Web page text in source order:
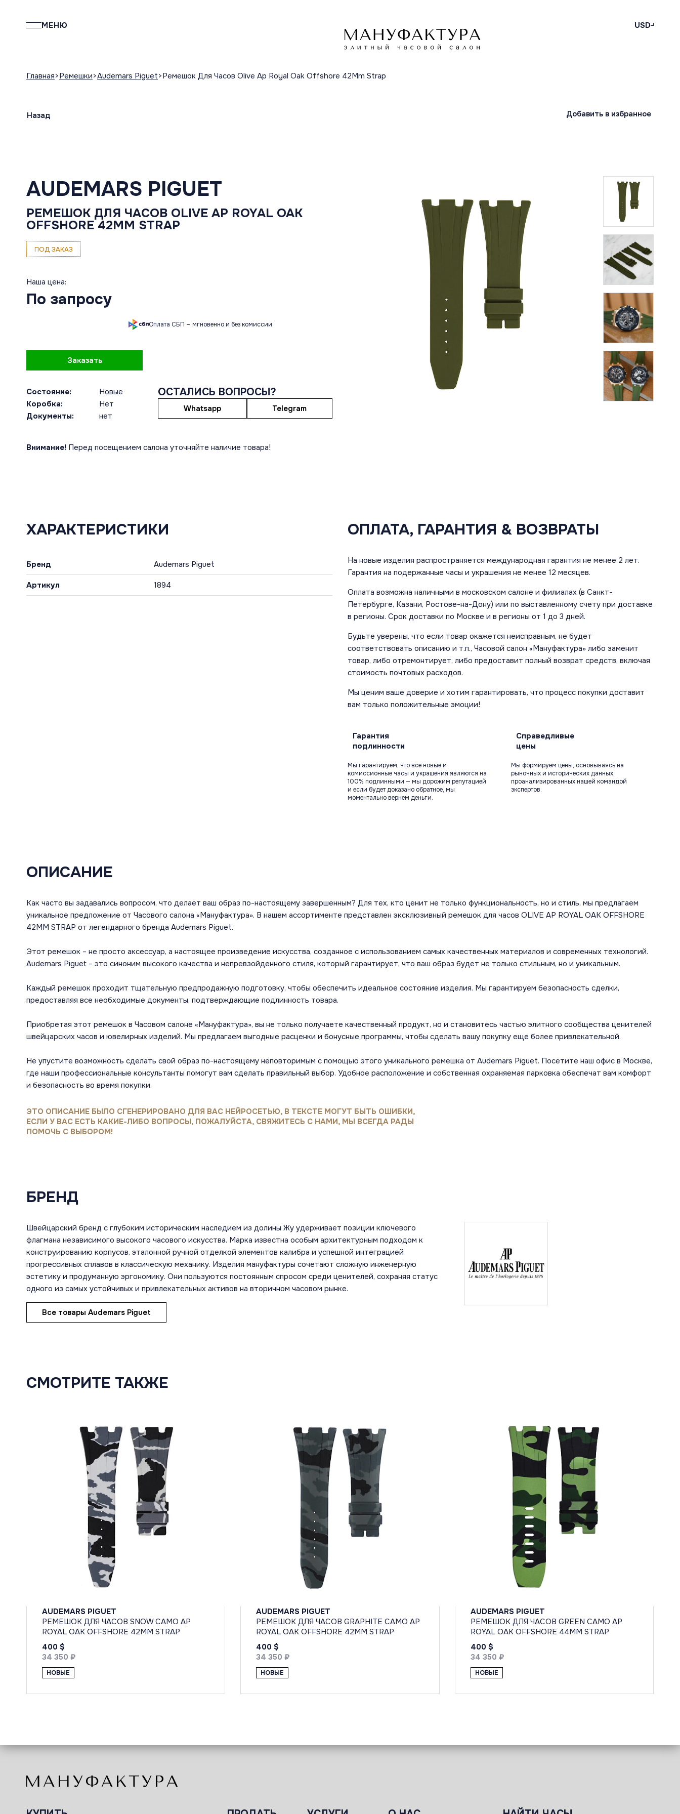
МЕНЮ USD
Главная Ремешки Audemars Piguet Ремешок Для Часов Olive Ap Royal Oak Offshore 42Mm Strap
Назад Добавить в избранное
AUDEMARS PIGUET
РЕМЕШОК ДЛЯ ЧАСОВ OLIVE AP ROYAL OAK
OFFSHORE 42MM STRAP
ПОД ЗАКАЗ
Наша цена:
По запросу
Оплата СБП — мгновенно и без комиссии
Заказать
Состояние:
Новые
Коробка:
Нет
Документы:
нет
ОСТАЛИСЬ ВОПРОСЫ?
Whatsapp Telegram
Внимание! Перед посещением салона уточняйте наличие товара!
ХАРАКТЕРИСТИКИ
Бренд Audemars Piguet
Артикул 1894
ОПЛАТА, ГАРАНТИЯ & ВОЗВРАТЫ
На новые изделия распространяется международная гарантия не менее 2 лет.
Гарантия на подержанные часы и украшения не менее 12 месяцев.
Оплата возможна наличными в московском салоне и филиалах (в Санкт-
Петербурге, Казани, Ростове-на-Дону) или по выставленному счету при доставке
в регионы. Срок доставки по Москве и в регионы от 1 до 3 дней.
Будьте уверены, что если товар окажется неисправным, не будет
соответствовать описанию и т.п., Часовой салон «Мануфактура» либо заменит
товар, либо отремонтирует, либо предоставит полный возврат средств, включая
стоимость почтовых расходов.
Мы ценим ваше доверие и хотим гарантировать, что процесс покупки доставит
вам только положительные эмоции!
Гарантия
подлинности
Мы гарантируем, что все новые и
комиссионные часы и украшения являются на
100% подлинными — мы дорожим репутацией
и если будет доказано обратное, мы
моментально вернем деньги.
Справедливые
цены
Мы формируем цены, основываясь на
рыночных и исторических данных,
проанализированных нашей командой
экспертов.
ОПИСАНИЕ
Как часто вы задавались вопросом, что делает ваш образ по-настоящему завершенным? Для тех, кто ценит не только функциональность, но и стиль, мы предлагаем
уникальное предложение от Часового салона «Мануфактура». В нашем ассортименте представлен эксклюзивный ремешок для часов OLIVE AP ROYAL OAK OFFSHORE
42MM STRAP от легендарного бренда Audemars Piguet.
Этот ремешок – не просто аксессуар, а настоящее произведение искусства, созданное с использованием самых качественных материалов и современных технологий.
Audemars Piguet – это синоним высокого качества и непревзойденного стиля, который гарантирует, что ваш образ будет не только стильным, но и уникальным.
Каждый ремешок проходит тщательную предпродажную подготовку, чтобы обеспечить идеальное состояние изделия. Мы гарантируем безопасность сделки,
предоставляя все необходимые документы, подтверждающие подлинность товара.
Приобретая этот ремешок в Часовом салоне «Мануфактура», вы не только получаете качественный продукт, но и становитесь частью элитного сообщества ценителей
швейцарских часов и ювелирных изделий. Мы предлагаем выгодные расценки и бонусные программы, чтобы сделать вашу покупку еще более привлекательной.
Не упустите возможность сделать свой образ по-настоящему неповторимым с помощью этого уникального ремешка от Audemars Piguet. Посетите наш офис в Москве,
где наши профессиональные консультанты помогут вам сделать правильный выбор. Удобное расположение и собственная охраняемая парковка обеспечат вам комфорт
и безопасность во время покупки.
ЭТО ОПИСАНИЕ БЫЛО СГЕНЕРИРОВАНО ДЛЯ ВАС НЕЙРОСЕТЬЮ, В ТЕКСТЕ МОГУТ БЫТЬ ОШИБКИ,
ЕСЛИ У ВАС ЕСТЬ КАКИЕ-ЛИБО ВОПРОСЫ, ПОЖАЛУЙСТА, СВЯЖИТЕСЬ С НАМИ, МЫ ВСЕГДА РАДЫ
ПОМОЧЬ С ВЫБОРОМ!
БРЕНД
Швейцарский бренд с глубоким историческим наследием из долины Жу удерживает позиции ключевого
флагмана независимого высокого часового искусства. Марка известна особым архитектурным подходом к
конструированию корпусов, эталонной ручной отделкой элементов калибра и успешной интеграцией
прогрессивных сплавов в классическую механику. Изделия мануфактуры сочетают сложную инженерную
эстетику и продуманную эргономику. Они пользуются постоянным спросом среди ценителей, сохраняя статус
одного из самых устойчивых и привлекательных активов на вторичном часовом рынке.
Все товары Audemars Piguet
СМОТРИТЕ ТАКЖЕ
AUDEMARS PIGUET
РЕМЕШОК ДЛЯ ЧАСОВ SNOW CAMO AP
ROYAL OAK OFFSHORE 42MM STRAP
400 $
34 350 ₽
НОВЫЕ
AUDEMARS PIGUET
РЕМЕШОК ДЛЯ ЧАСОВ GRAPHITE CAMO AP
ROYAL OAK OFFSHORE 42MM STRAP
400 $
34 350 ₽
НОВЫЕ
AUDEMARS PIGUET
РЕМЕШОК ДЛЯ ЧАСОВ GREEN CAMO AP
ROYAL OAK OFFSHORE 44MM STRAP
400 $
34 350 ₽
НОВЫЕ